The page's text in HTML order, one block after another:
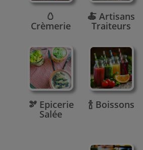
🥚
Crèmerie
🍝 Artisans
Traiteurs
🫘 Epicerie
Salée
🍾 Boissons